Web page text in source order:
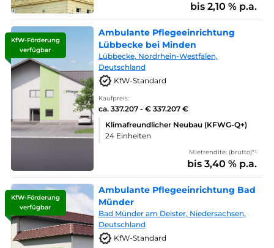
bis 2,10 % p.a.
KfW-Förderung
verfügbar
Ambulante Pflegeeinrichtung
Lübbecke bei Minden
Lübbecke, Nordrhein-Westfalen,
Deutschland
KfW-Standard
Kaufpreis:
ca. 337.207 - € 337.207 €
Klimafreundlicher Neubau (KFWG-Q+)
24 Einheiten
Mietrendite: (brutto)*¹
bis 3,40 % p.a.
KfW-Förderung
verfügbar
Ambulante Pflegeeinrichtung Bad
Münder
Bad Münder am Deister, Niedersachsen,
Deutschland
KfW-Standard